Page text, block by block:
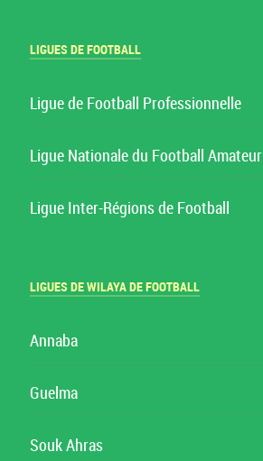
LIGUES DE FOOTBALL
Ligue de Football Professionnelle
Ligue Nationale du Football Amateur
Ligue Inter-Régions de Football
LIGUES DE WILAYA DE FOOTBALL
Annaba
Guelma
Souk Ahras